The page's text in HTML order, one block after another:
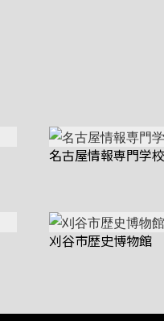
名古屋情報専門学校
刈谷市歴史博物館